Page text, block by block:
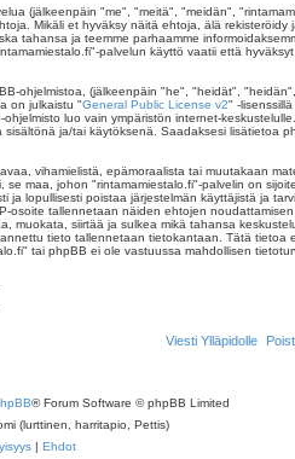
(jälkeenpäin "me", "meitä", "meidän",
Mikäli et hyväksy näitä ehtoja, älä rekisteröidy
tahansa ja teemme parhaamme
palvelun käyttö vaatii että
ohjelmistoa, (jälkeenpäin "he", "heidät",
on julkaistu "General Public License v2" -
ohjelmisto luo vain ympäristön internet-
sisältönä ja/tai käytöksenä. Saadaksesi lisätietoa
vihamielistä, epämoraalista tai muutakaan
se maa, johon "rintamamiestalo.fi"-palvelin on
ja lopullisesti poistaa järjestelmän käyttäjistä ja
osoite tallennetaan näiden ehtojen
muokata, siirtää ja sulkea mikä tahansa
tieto tallennetaan tietokantaan. Tätä tietoa
tai phpBB ei ole vastuussa mahdollisen
Viesti Ylläpidolle
® Forum Software © phpBB Limited
(lurttinen, harritapio, Pettis)
| Ehdot